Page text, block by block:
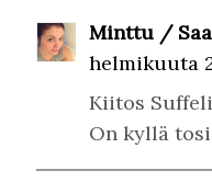
Minttu /
helmikuuta
Kiitos
On kyllä